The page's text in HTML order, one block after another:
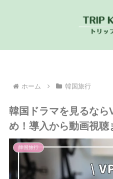
ホーム 韓国旅行
韓国ドラマを見るなら
め！導入から動画視聴
韓国旅行